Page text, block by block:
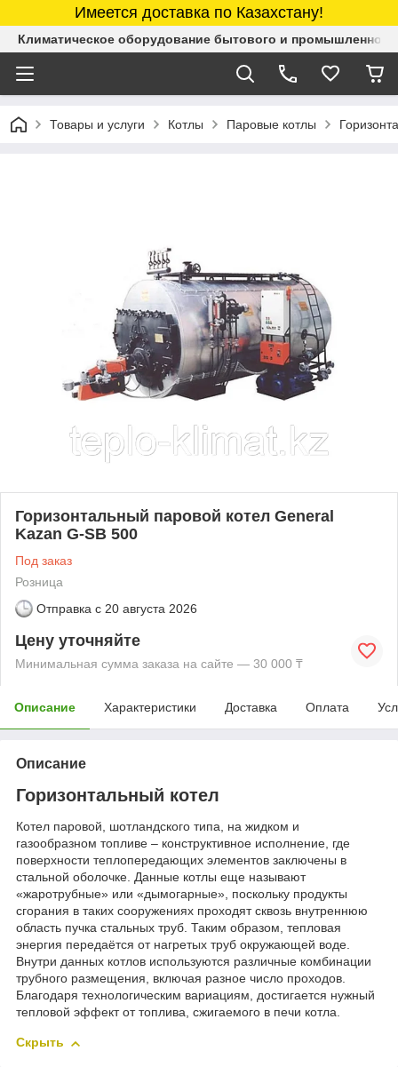
Имеется доставка по Казахстану!
Климатическое оборудование бытового и промышленного
Товары и услуги Котлы Паровые котлы
Горизонтальный паровой котел General
Kazan G-SB 500
Под заказ
Розница
Отправка с 20 августа 2026
Цену уточняйте
Минимальная сумма заказа на сайте — 30 000 ₸
Описание Характеристики Доставка Оплата
Описание
Горизонтальный котел
Котел паровой, шотландского типа, на жидком и
газообразном топливе – конструктивное исполнение, где
поверхности теплопередающих элементов заключены в
стальной оболочке. Данные котлы еще называют
«жаротрубные» или «дымогарные», поскольку продукты
сгорания в таких сооружениях проходят сквозь внутреннюю
область пучка стальных труб. Таким образом, тепловая
энергия передаётся от нагретых труб окружающей воде.
Внутри данных котлов используются различные комбинации
трубного размещения, включая разное число проходов.
Благодаря технологическим вариациям, достигается нужный
тепловой эффект от топлива, сжигаемого в печи котла.
Скрыть